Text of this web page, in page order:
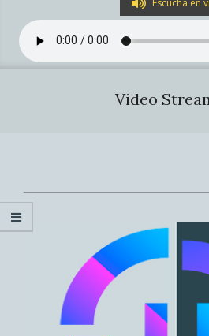
Navigation
Menu
Video
2025-